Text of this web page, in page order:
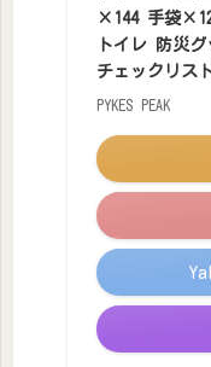
×144 手袋
トイレ 防災
チェックリス
PYKES PEAK